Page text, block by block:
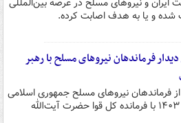
و یا به هدف اصابت کرده.
فرماندهان نیروهای مسلح با رهبر
فرماندهان نیروهای مسلح جمهوری اسلامی
ایرن امروز یکشنبه ۲ اردیبهشت ۱۴۰۳ با فرمانده کل قوا حضرت آیت‌الله